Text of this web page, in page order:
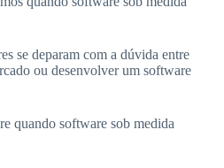
se deparam com a dúvida entre
ou desenvolver um software
quando software sob medida